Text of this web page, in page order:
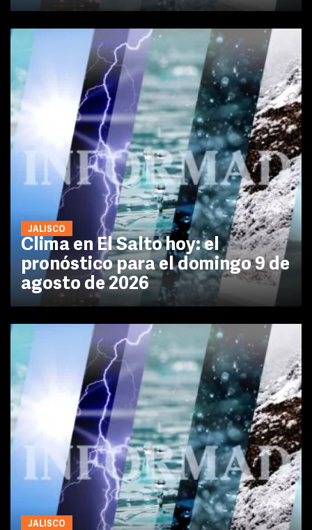
JALISCO
Clima en El Salto hoy: el
pronóstico para el domingo 9 de
agosto de 2026
JALISCO